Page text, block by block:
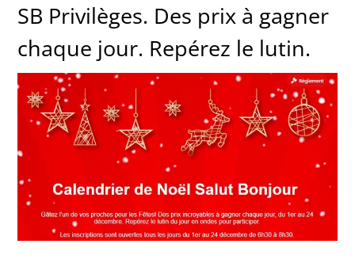
SB Privilèges. Des prix à gagner
chaque jour. Repérez le lutin.